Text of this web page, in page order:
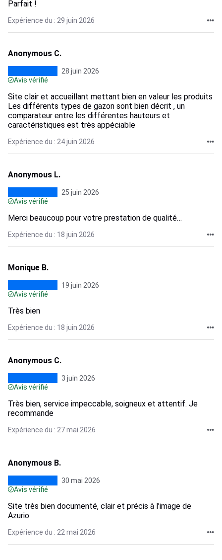
Parfait !
Expérience du : 29 juin 2026
Anonymous C.
28 juin 2026
Avis vérifié
Site clair et accueillant mettant bien en valeur les produits
Les différents types de gazon sont bien décrit , un
comparateur entre les différentes hauteurs et
caractéristiques est très appéciable
Expérience du : 24 juin 2026
Anonymous L.
25 juin 2026
Avis vérifié
Merci beaucoup pour votre prestation de qualité…
Expérience du : 18 juin 2026
Monique B.
19 juin 2026
Avis vérifié
Très bien
Expérience du : 18 juin 2026
Anonymous C.
3 juin 2026
Avis vérifié
Très bien, service impeccable, soigneux et attentif. Je
recommande
Expérience du : 27 mai 2026
Anonymous B.
30 mai 2026
Avis vérifié
Site très bien documenté, clair et précis à l’image de
Azurio
Expérience du : 22 mai 2026